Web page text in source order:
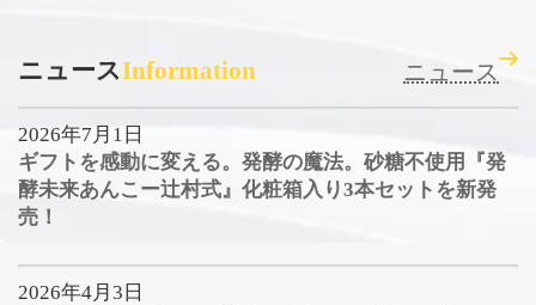
ニュースInformation ニュース
2026年7月1日
ギフトを感動に変える。発酵の魔法。砂糖不使用『発
酵未来あんこー辻村式』化粧箱入り3本セットを新発
売！
2026年4月3日